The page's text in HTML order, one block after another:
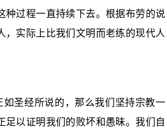
种过程一直持续下去。根据布劳的说
，实际上比我们文明而老练的现代人
如圣经所说的，那么我们坚持宗教一
足以证明我们的败坏和愚昧。我们自